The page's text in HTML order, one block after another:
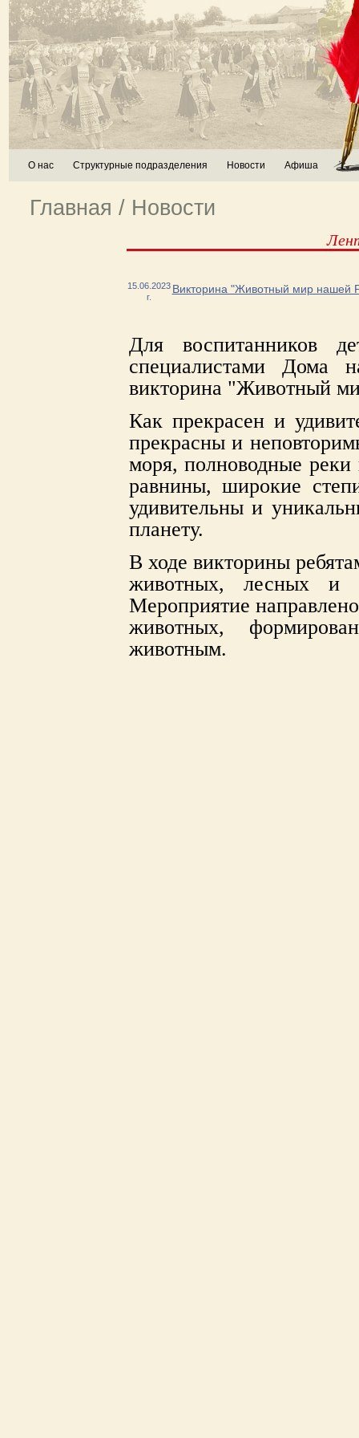
О нас Структурные подразделения Новости Афиша
Главная / Новости
15.06.2023
г.
Викторина "Животный мир нашей
Для воспитанников
специалистами Дома
викторина "Животный
Как прекрасен и
прекрасны и
моря, полноводные
равнины, широкие
удивительны и
планету.
В ходе викторины
животных, лесных и
Мероприятие
животных,
животным.